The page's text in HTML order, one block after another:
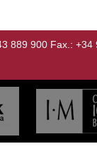
889 900 Fax.: +34